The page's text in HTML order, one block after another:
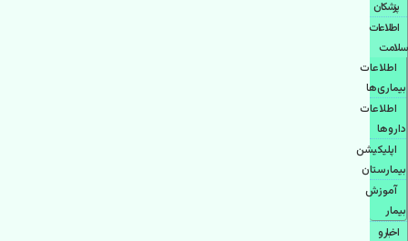
پزشكان
اطلاعات
سلامت
اطلاعات
بیماری‌ها
اطلاعات
دارو‌ها
اپليكيشن
بيمارستان
آموزش
بیمار
اخبار و